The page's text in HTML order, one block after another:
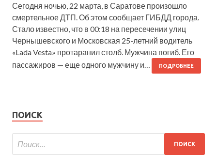
Сегодня ночью, 22 марта, в Саратове произошло
смертельное ДТП. Об этом сообщает ГИБДД города.
Стало известно, что в 00:18 на пересечении улиц
Чернышевского и Московская 25-летний водитель
«Lada Vesta» протаранил столб. Мужчина погиб. Его
пассажиров — еще одного мужчину и…
ПОДРОБНЕЕ
ПОИСК